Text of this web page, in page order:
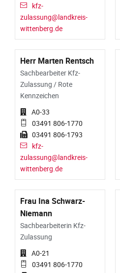
kfz-
zulassung@landkreis-
wittenberg.de
Herr Marten Rentsch
Sachbearbeiter Kfz-
Zulassung / Rote
Kennzeichen
A0-33
03491 806-1770
03491 806-1793
kfz-
zulassung@landkreis-
wittenberg.de
Frau Ina Schwarz-
Niemann
Sachbearbeiterin Kfz-
Zulassung
A0-21
03491 806-1770